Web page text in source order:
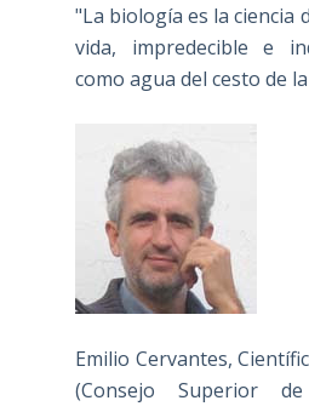
"La biología es la ciencia
vida, impredecible e
como agua del cesto de
Emilio Cervantes,
(Consejo Superior de